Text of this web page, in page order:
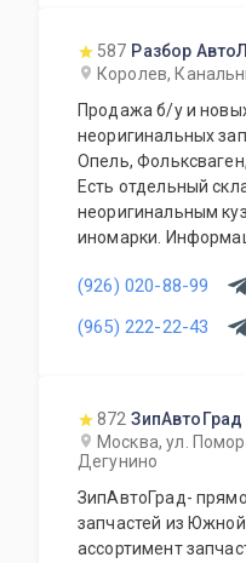
587 Разбор
Королев,
Продажа б/у и
неоригинальных
Опель,
Есть отдельный
неоригинальным
иномарки.
области.
транспортными
(926) 020-88-99
(965) 222-22-43
872 ЗипАвтоГрад
Москва, ул.
Дегунино
ЗипАвтоГрад-
запчастей из
ассортимент